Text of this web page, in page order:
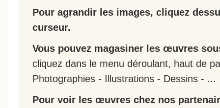
Pour agrandir les images, cliquez
curseur.
Vous pouvez magasiner les œuvres
cliquez dans le menu déroulant, haut de
Photographies - Illustrations - Dessins - ...
Pour voir les œuvres chez nos